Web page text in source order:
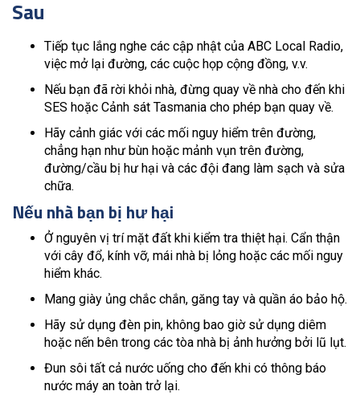
Sau
Tiếp tục lắng nghe các cập nhật của ABC Local Radio,
việc mở lại đường, các cuộc họp cộng đồng, v.v.
Nếu bạn đã rời khỏi nhà, đừng quay về nhà cho đến khi
SES hoặc Cảnh sát Tasmania cho phép bạn quay về.
Hãy cảnh giác với các mối nguy hiểm trên đường,
chẳng hạn như bùn hoặc mảnh vụn trên đường,
đường/cầu bị hư hại và các đội đang làm sạch và sửa
chữa.
Nếu nhà bạn bị hư hại
Ở nguyên vị trí mặt đất khi kiểm tra thiệt hại. Cẩn thận
với cây đổ, kính vỡ, mái nhà bị lỏng hoặc các mối nguy
hiểm khác.
Mang giày ủng chắc chắn, găng tay và quần áo bảo hộ.
Hãy sử dụng đèn pin, không bao giờ sử dụng diêm
hoặc nến bên trong các tòa nhà bị ảnh hưởng bởi lũ lụt.
Đun sôi tất cả nước uống cho đến khi có thông báo
nước máy an toàn trở lại.